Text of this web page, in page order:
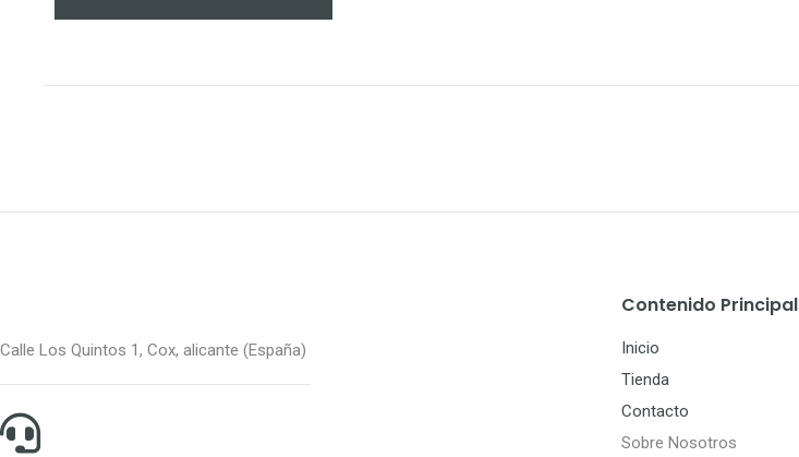
Calle Los Quintos 1, Cox, alicante (España)
Contenido Principal
Inicio
Tienda
Contacto
Sobre Nosotros